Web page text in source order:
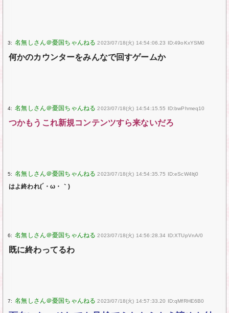
3: 2023/07/18(火) 14:54:06.23 ID:49oKxYSM0
何かのカウンターをみんなで回すゲームか
4: 2023/07/18(火) 14:54:15.55 ID:bwPhmeq10
つかもうこれ新規コンテンツすら来ないだろ
5: 2023/07/18(火) 14:54:35.75 ID:eScW4ltj0
はよ終われ(´・ω・｀)
6: 2023/07/18(火) 14:56:28.34 ID:XTUpVnA/0
既に終わってるわ
7: 2023/07/18(火) 14:57:33.20 ID:qMfRHE6B0